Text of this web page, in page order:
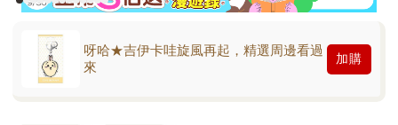
呀哈★吉伊卡哇旋風再起，精選周邊看過
來
加購